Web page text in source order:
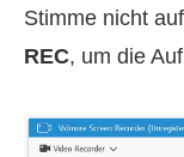
Stimme nicht
REC, um die